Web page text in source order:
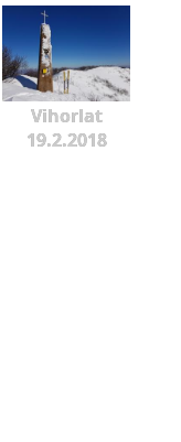
Vihorlat
19.2.2018